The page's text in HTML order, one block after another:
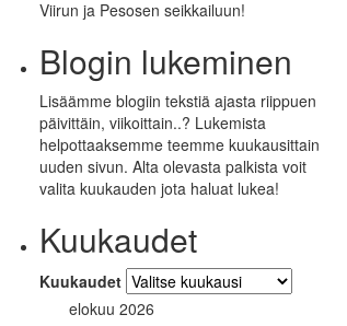
Viirun ja Pesosen seikkailuun!
Blogin lukeminen
Lisäämme blogiin tekstiä ajasta riippuen
päivittäin, viikoittain..? Lukemista
helpottaaksemme teemme kuukausittain
uuden sivun. Alta olevasta palkista voit
valita kuukauden jota haluat lukea!
Kuukaudet
Kuukaudet
elokuu 2026